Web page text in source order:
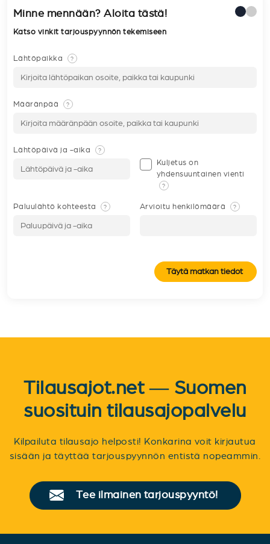
Minne mennään? Aloita tästä!
Katso vinkit tarjouspyynnön tekemiseen
Lähtöpaikka ?
Määränpää ?
Lähtöpäivä ja -aika ?
Kuljetus on
yhdensuuntainen vienti
?
Paluulähtö kohteesta ? Arvioitu henkilömäärä ?
Täytä matkan tiedot
Tilausajot.net — Suomen
suosituin tilausajopalvelu
Kilpailuta tilausajo helposti! Konkarina voit kirjautua
sisään ja täyttää tarjouspyynnön entistä nopeammin.
Tee ilmainen tarjouspyyntö!